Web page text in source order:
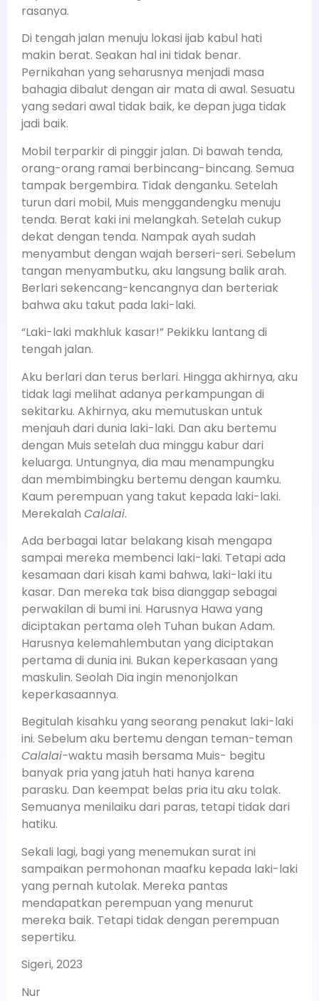
rasanya.
Di tengah jalan menuju lokasi ijab kabul hati
makin berat. Seakan hal ini tidak benar.
Pernikahan yang seharusnya menjadi masa
bahagia dibalut dengan air mata di awal. Sesuatu
yang sedari awal tidak baik, ke depan juga tidak
jadi baik.
Mobil terparkir di pinggir jalan. Di bawah tenda,
orang-orang ramai berbincang-bincang. Semua
tampak bergembira. Tidak denganku. Setelah
turun dari mobil, Muis menggandengku menuju
tenda. Berat kaki ini melangkah. Setelah cukup
dekat dengan tenda. Nampak ayah sudah
menyambut dengan wajah berseri-seri. Sebelum
tangan menyambutku, aku langsung balik arah.
Berlari sekencang-kencangnya dan berteriak
bahwa aku takut pada laki-laki.
“Laki-laki makhluk kasar!” Pekikku lantang di
tengah jalan.
Aku berlari dan terus berlari. Hingga akhirnya, aku
tidak lagi melihat adanya perkampungan di
sekitarku. Akhirnya, aku memutuskan untuk
menjauh dari dunia laki-laki. Dan aku bertemu
dengan Muis setelah dua minggu kabur dari
keluarga. Untungnya, dia mau menampungku
dan membimbingku bertemu dengan kaumku.
Kaum perempuan yang takut kepada laki-laki.
Merekalah Calalai.
Ada berbagai latar belakang kisah mengapa
sampai mereka membenci laki-laki. Tetapi ada
kesamaan dari kisah kami bahwa, laki-laki itu
kasar. Dan mereka tak bisa dianggap sebagai
perwakilan di bumi ini. Harusnya Hawa yang
diciptakan pertama oleh Tuhan bukan Adam.
Harusnya kelemahlembutan yang diciptakan
pertama di dunia ini. Bukan keperkasaan yang
maskulin. Seolah Dia ingin menonjolkan
keperkasaannya.
Begitulah kisahku yang seorang penakut laki-laki
ini. Sebelum aku bertemu dengan teman-teman
Calalai-waktu masih bersama Muis- begitu
banyak pria yang jatuh hati hanya karena
parasku. Dan keempat belas pria itu aku tolak.
Semuanya menilaiku dari paras, tetapi tidak dari
hatiku.
Sekali lagi, bagi yang menemukan surat ini
sampaikan permohonan maafku kepada laki-laki
yang pernah kutolak. Mereka pantas
mendapatkan perempuan yang menurut
mereka baik. Tetapi tidak dengan perempuan
sepertiku.
Sigeri, 2023
Nur